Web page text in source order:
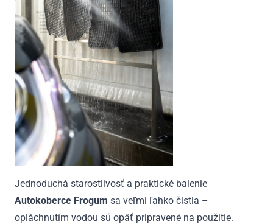
Jednoduchá starostlivosť a praktické balenie
Autokoberce Frogum sa veľmi ľahko čistia –
opláchnutím vodou sú opäť pripravené na použitie.